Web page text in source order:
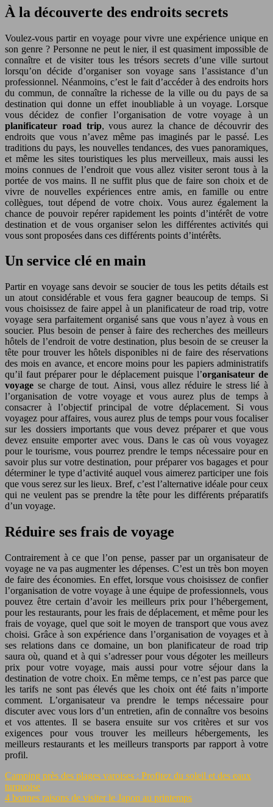
À la découverte des endroits secrets
Voulez-vous partir en voyage pour vivre une expérience unique en
son genre ? Personne ne peut le nier, il est quasiment impossible de
connaître et de visiter tous les trésors secrets d’une ville surtout
lorsqu’on décide d’organiser son voyage sans l’assistance d’un
professionnel. Néanmoins, c’est le fait d’accéder à des endroits hors
du commun, de connaître la richesse de la ville ou du pays de sa
destination qui donne un effet inoubliable à un voyage. Lorsque
vous décidez de confier l’organisation de votre voyage à un
planificateur road trip, vous aurez la chance de découvrir des
endroits que vous n’avez même pas imaginés par le passé. Les
traditions du pays, les nouvelles tendances, des vues panoramiques,
et même les sites touristiques les plus merveilleux, mais aussi les
moins connues de l’endroit que vous allez visiter seront tous à la
portée de vos mains. Il ne suffit plus que de faire son choix et de
vivre de nouvelles expériences entre amis, en famille ou entre
collègues, tout dépend de votre choix. Vous aurez également la
chance de pouvoir repérer rapidement les points d’intérêt de votre
destination et de vous organiser selon les différentes activités qui
vous sont proposées dans ces différents points d’intérêts.
Un service clé en main
Partir en voyage sans devoir se soucier de tous les petits détails est
un atout considérable et vous fera gagner beaucoup de temps. Si
vous choisissez de faire appel à un planificateur de road trip, votre
voyage sera parfaitement organisé sans que vous n’ayez à vous en
soucier. Plus besoin de penser à faire des recherches des meilleurs
hôtels de l’endroit de votre destination, plus besoin de se creuser la
tête pour trouver les hôtels disponibles ni de faire des réservations
des mois en avance, et encore moins pour les papiers administratifs
qu’il faut préparer pour le déplacement puisque l’organisateur de
voyage se charge de tout. Ainsi, vous allez réduire le stress lié à
l’organisation de votre voyage et vous aurez plus de temps à
consacrer à l’objectif principal de votre déplacement. Si vous
voyagez pour affaires, vous aurez plus de temps pour vous focaliser
sur les dossiers importants que vous devez préparer et que vous
devez ensuite emporter avec vous. Dans le cas où vous voyagez
pour le tourisme, vous pourrez prendre le temps nécessaire pour en
savoir plus sur votre destination, pour préparer vos bagages et pour
déterminer le type d’activité auquel vous aimerez participer une fois
que vous serez sur les lieux. Bref, c’est l’alternative idéale pour ceux
qui ne veulent pas se prendre la tête pour les différents préparatifs
d’un voyage.
Réduire ses frais de voyage
Contrairement à ce que l’on pense, passer par un organisateur de
voyage ne va pas augmenter les dépenses. C’est un très bon moyen
de faire des économies. En effet, lorsque vous choisissez de confier
l’organisation de votre voyage à une équipe de professionnels, vous
pouvez être certain d’avoir les meilleurs prix pour l’hébergement,
pour les restaurants, pour les frais de déplacement, et même pour les
frais de voyage, quel que soit le moyen de transport que vous avez
choisi. Grâce à son expérience dans l’organisation de voyages et à
ses relations dans ce domaine, un bon planificateur de road trip
saura où, quand et à qui s’adresser pour vous dégoter les meilleurs
prix pour votre voyage, mais aussi pour votre séjour dans la
destination de votre choix. En même temps, ce n’est pas parce que
les tarifs ne sont pas élevés que les choix ont été faits n’importe
comment. L’organisateur va prendre le temps nécessaire pour
discuter avec vous lors d’un entretien, afin de connaître vos besoins
et vos attentes. Il se basera ensuite sur vos critères et sur vos
exigences pour vous trouver les meilleurs hébergements, les
meilleurs restaurants et les meilleurs transports par rapport à votre
profil.
Camping près des plages varoises : Profitez du soleil et des eaux
turquoise
4 bonnes raisons de visiter le Japon au printemps